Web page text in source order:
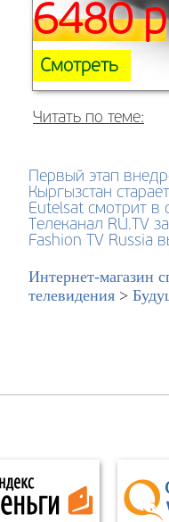
Смотреть
6480 р
Читать по теме:
Первый этап
Кыргызстан
Eutelsat смотрит в
Телеканал RU.TV
Fashion TV Russia
Интернет-магазин
телевидения >